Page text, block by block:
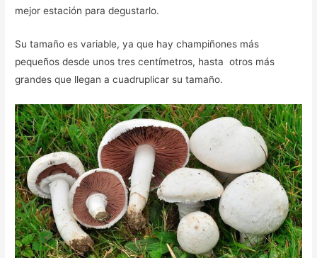
mejor estación para degustarlo.
Su tamaño es variable, ya que hay champiñones más
pequeños desde unos tres centímetros, hasta otros más
grandes que llegan a cuadruplicar su tamaño.